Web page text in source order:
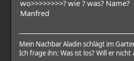
wo>>>>>>>>? wie ? was? Name?
Manfred
Mein Nachbar Aladin schlägt im
Ich frage ihn: Was ist los? Will er nicht